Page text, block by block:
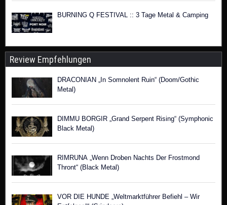
BURNING Q FESTIVAL :: 3 Tage Metal & Camping
Review Empfehlungen
DRACONIAN „In Somnolent Ruin“ (Doom/Gothic
Metal)
DIMMU BORGIR „Grand Serpent Rising“ (Symphonic
Black Metal)
RIMRUNA „Wenn Droben Nachts Der Frostmond
Thront“ (Black Metal)
VOR DIE HUNDE „Weltmarktführer Befiehl – Wir